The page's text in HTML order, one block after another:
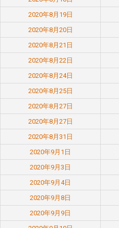
2020年8月19日
2020年8月20日
2020年8月21日
2020年8月22日
2020年8月24日
2020年8月25日
2020年8月27日
2020年8月27日
2020年8月31日
2020年9月1日
2020年9月3日
2020年9月4日
2020年9月8日
2020年9月9日